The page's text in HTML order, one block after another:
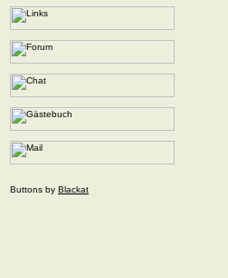
Buttons by Blackat